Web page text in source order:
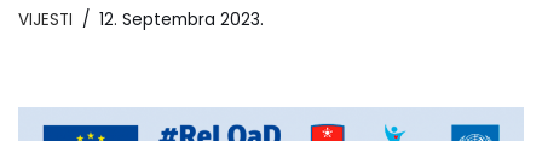
VIJESTI 12. Septembra 2023.